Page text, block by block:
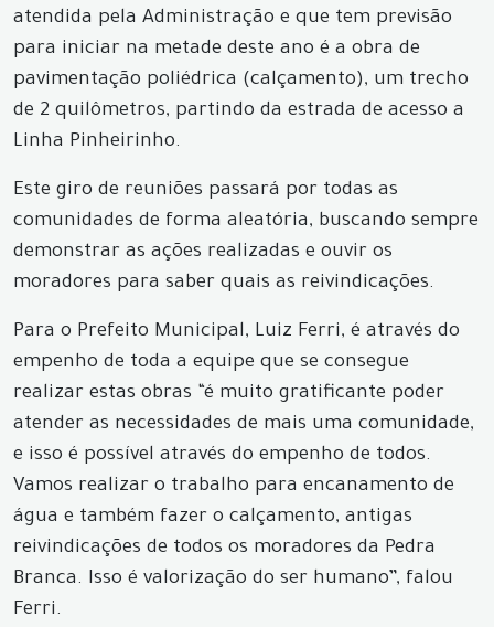
atendida pela Administração e que tem previsão
para iniciar na metade deste ano é a obra de
pavimentação poliédrica (calçamento), um trecho
de 2 quilômetros, partindo da estrada de acesso a
Linha Pinheirinho.
Este giro de reuniões passará por todas as
comunidades de forma aleatória, buscando sempre
demonstrar as ações realizadas e ouvir os
moradores para saber quais as reivindicações.
Para o Prefeito Municipal, Luiz Ferri, é através do
empenho de toda a equipe que se consegue
realizar estas obras “é muito gratificante poder
atender as necessidades de mais uma comunidade,
e isso é possível através do empenho de todos.
Vamos realizar o trabalho para encanamento de
água e também fazer o calçamento, antigas
reivindicações de todos os moradores da Pedra
Branca. Isso é valorização do ser humano”, falou
Ferri.